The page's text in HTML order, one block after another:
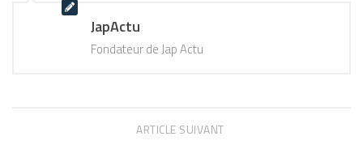
JapActu
Fondateur de Jap Actu
ARTICLE SUIVANT